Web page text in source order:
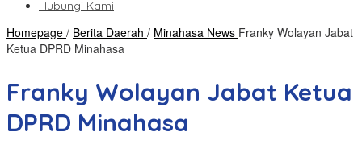
Hubungi Kami
Homepage / Berita Daerah / Minahasa News Franky Wolayan Jabat
Ketua DPRD Minahasa
Franky Wolayan Jabat Ketua
DPRD Minahasa